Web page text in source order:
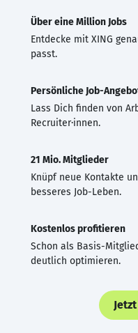
Über eine Million Jobs
Entdecke mit XING
passt.
Persönliche Job-
Lass Dich finden von
Recruiter·innen.
21 Mio. Mitglieder
Knüpf neue Kontakte
besseres Job-Leben.
Kostenlos profitieren
Schon als Basis-
deutlich optimieren.